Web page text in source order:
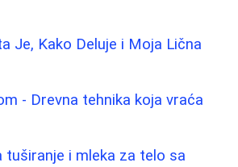
Je, Kako Deluje i Moja Lična
- Drevna tehnika koja vraća
tuširanje i mleka za telo sa